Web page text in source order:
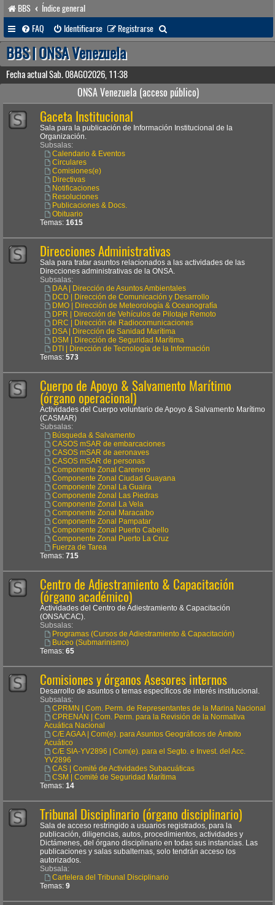
BBS
Índice general
FAQ
Identificarse Registrarse
u
a
BBS | ONSA Venezuela
Fecha actual Sab. 08AGO2026, 11:38
ONSA Venezuela (acceso público)
Gaceta Institucional
Sala para la publicación de Información Institucional de la
Organización.
Subsalas:
Calendario & Eventos
Circulares
Comisiones(e)
Directivas
Notificaciones
Resoluciones
Publicaciones & Docs.
Obituario
Temas: 1615
Direcciones Administrativas
Sala para tratar asuntos relacionados a las actividades de las
Direcciones administrativas de la ONSA.
Subsalas:
DAA | Dirección de Asuntos Ambientales
DCD | Dirección de Comunicación y Desarrollo
DMO | Dirección de Meteorología & Oceanografía
DPR | Dirección de Vehículos de Pilotaje Remoto
DRC | Dirección de Radiocomunicaciones
DSA | Dirección de Sanidad Marítima
DSM | Dirección de Seguridad Marítima
DTI | Dirección de Tecnología de la Información
Temas: 573
Cuerpo de Apoyo & Salvamento Marítimo
(órgano operacional)
Actividades del Cuerpo voluntario de Apoyo & Salvamento Marítimo
(CASMAR)
Subsalas:
Búsqueda & Salvamento
CASOS mSAR de embarcaciones
CASOS mSAR de aeronaves
CASOS mSAR de personas
Componente Zonal Carenero
Componente Zonal Ciudad Guayana
Componente Zonal La Guaira
Componente Zonal Las Piedras
Componente Zonal La Vela
Componente Zonal Maracaibo
Componente Zonal Pampatar
Componente Zonal Puerto Cabello
Componente Zonal Puerto La Cruz
Fuerza de Tarea
Temas: 715
Centro de Adiestramiento & Capacitación
(órgano académico)
Actividades del Centro de Adiestramiento & Capacitación
(ONSA/CAC).
Subsalas:
Programas (Cursos de Adiestramiento & Capacitación)
Buceo (Submarinismo)
Temas: 65
Comisiones y órganos Asesores internos
Desarrollo de asuntos o temas específicos de interés institucional.
Subsalas:
CPRMN | Com. Perm. de Representantes de la Marina Nacional
CPRENAN | Com. Perm. para la Revisión de la Normativa
Acuática Nacional
C/E AGAA | Com(e). para Asuntos Geográficos de Ámbito
Acuático
C/E SIA-YV2896 | Com(e). para el Segto. e Invest. del Acc.
YV2896
CAS | Comité de Actividades Subacuáticas
CSM | Comité de Seguridad Marítima
Temas: 14
Tribunal Disciplinario (órgano disciplinario)
Sala de acceso restringido a usuarios registrados, para la
publicación, diligencias, autos, procedimientos, actividades y
Dictámenes, del órgano disciplinario en todas sus instancias. Las
publicaciones y salas subalternas, solo tendrán acceso los
autorizados.
Subsala:
Cartelera del Tribunal Disciplinario
Temas: 9